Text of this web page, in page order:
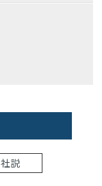
社説